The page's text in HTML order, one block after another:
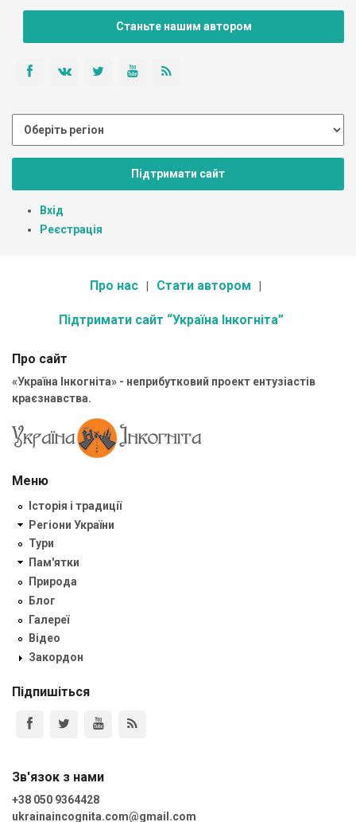
Станьте нашим автором
Підтримати сайт
Вхід
Реєстрація
Про нас Стати автором
Підтримати сайт “Україна Інкогніта”
Про сайт
«Україна Інкогніта» - неприбутковий проект ентузіастів
краєзнавства.
Меню
Історія і традиції
Регіони України
Тури
Пам'ятки
Природа
Блог
Галереї
Відео
Закордон
Підпишіться
Зв'язок з нами
+38 050 9364428
ukrainaincognita.com@gmail.com